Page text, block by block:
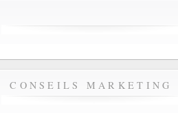
CONSEILS MARKETING